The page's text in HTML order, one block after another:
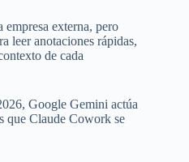
empresa externa, pero
leer anotaciones rápidas,
de cada
Google Gemini actúa
que Claude Cowork se